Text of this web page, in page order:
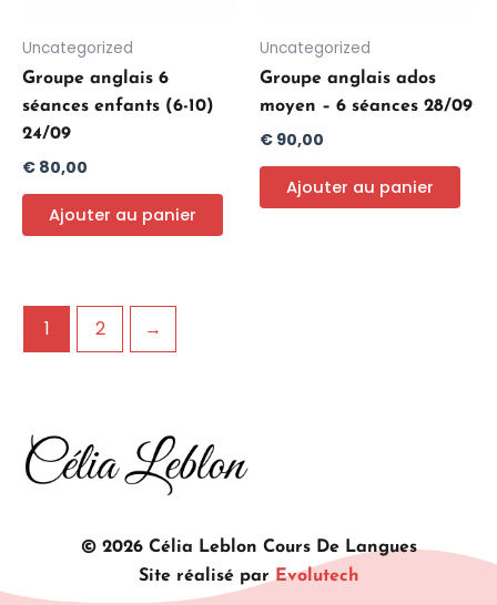
Uncategorized
Groupe anglais 6
séances enfants (6-10)
24/09
€ 80,00
Ajouter au panier
Uncategorized
Groupe anglais ados
moyen – 6 séances 28/09
€ 90,00
Ajouter au panier
1 2 →
© 2026 Célia Leblon Cours De Langues
Site réalisé parEvolutech